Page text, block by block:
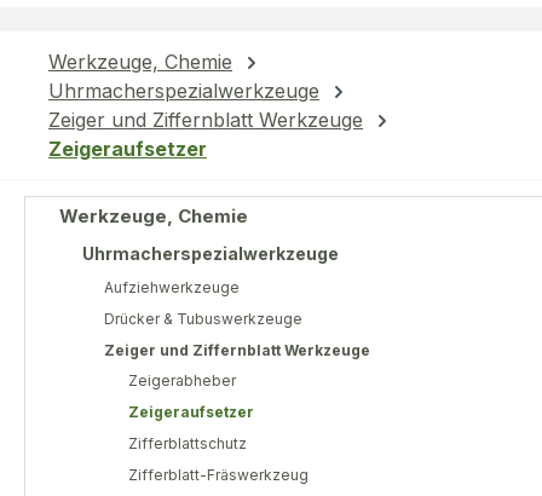
Werkzeuge, Chemie
Uhrmacherspezialwerkzeuge
Zeiger und Ziffernblatt Werkzeuge
Zeigeraufsetzer
Werkzeuge, Chemie
Uhrmacherspezialwerkzeuge
Aufziehwerkzeuge
Drücker & Tubuswerkzeuge
Zeiger und Ziffernblatt Werkzeuge
Zeigerabheber
Zeigeraufsetzer
Zifferblattschutz
Zifferblatt-Fräswerkzeug